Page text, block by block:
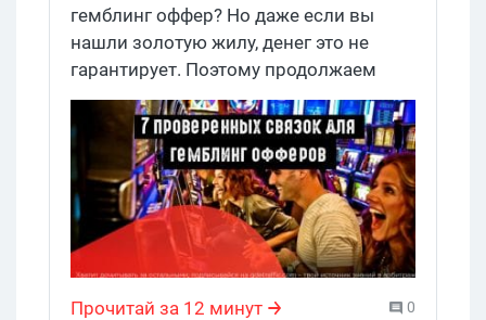
гемблинг оффер? Но даже если вы
нашли золотую жилу, денег это не
гарантирует. Поэтому продолжаем
наш курс по выживанию в суровом
арбитражном мире и рассказываем
откуда лить на гемблинг. К прочтению
обязательно!
Прочитай за 12 минут 0